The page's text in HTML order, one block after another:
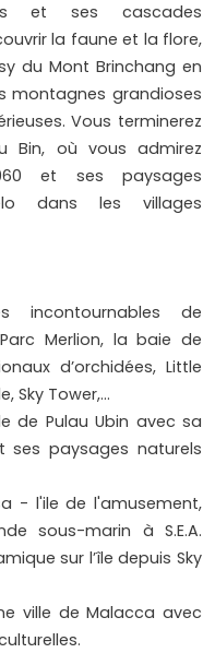
et ses cascades
la faune et la flore,
du Mont Brinchang en
montagnes grandioses
Vous terminerez
Bin, où vous admirez
et ses paysages
dans les villages
incontournables de
Merlion, la baie de
d’orchidées, Little
Sky Tower,…
de Pulau Ubin avec sa
ses paysages naturels
- l'ile de l'amusement,
sous-marin à S.E.A.
sur l’île depuis Sky
ville de Malacca avec